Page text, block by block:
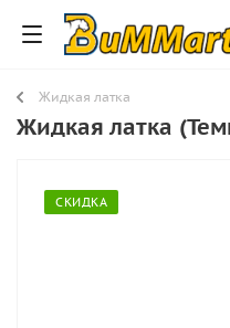
Жидкая латка
Жидкая латка
СКИДКА